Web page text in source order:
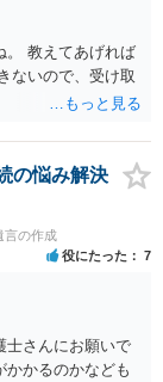
。 教えてあげれば
ないので、受け取
の悩み解決
言の作成
役にたった 7
士さんにお願いで
かかるのかなども